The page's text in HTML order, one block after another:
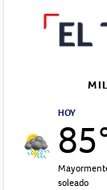
HOY
soleado